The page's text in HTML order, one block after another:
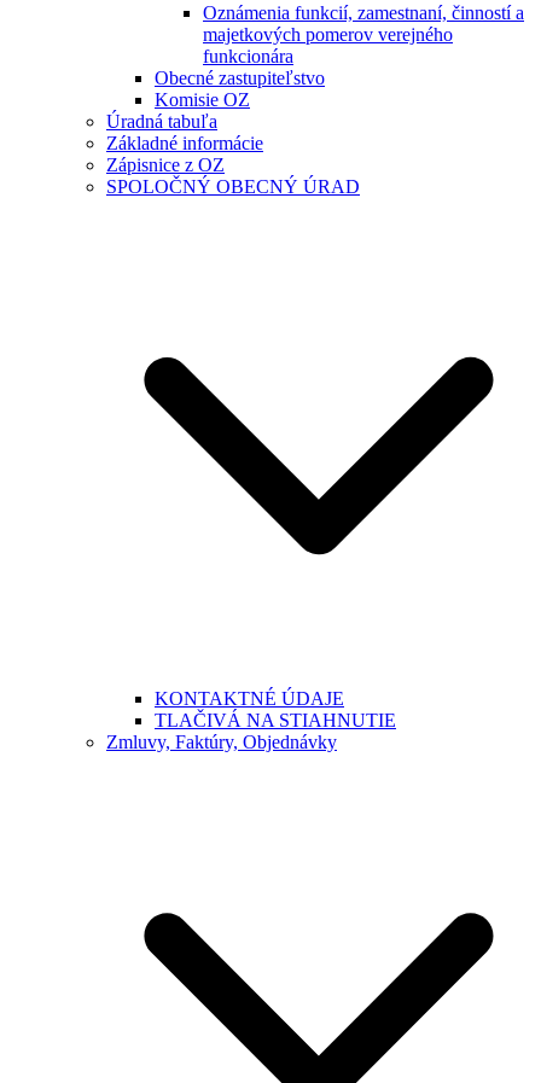
Oznámenia funkcií, zamestnaní, činností a
majetkových pomerov verejného
funkcionára
Obecné zastupiteľstvo
Komisie OZ
Úradná tabuľa
Základné informácie
Zápisnice z OZ
SPOLOČNÝ OBECNÝ ÚRAD
KONTAKTNÉ ÚDAJE
TLAČIVÁ NA STIAHNUTIE
Zmluvy, Faktúry, Objednávky